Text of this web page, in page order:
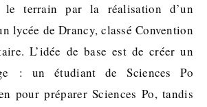
le terrain par la réalisation d’un
lycée de Drancy, classé Convention
L’idée de base est de créer un
: un étudiant de Sciences Po
pour préparer Sciences Po, tandis